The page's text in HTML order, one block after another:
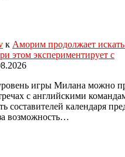
к Аморим продолжает искать
этом экспериментирует с
игры Милана можно
с английскими
составителей календаря
возможность…